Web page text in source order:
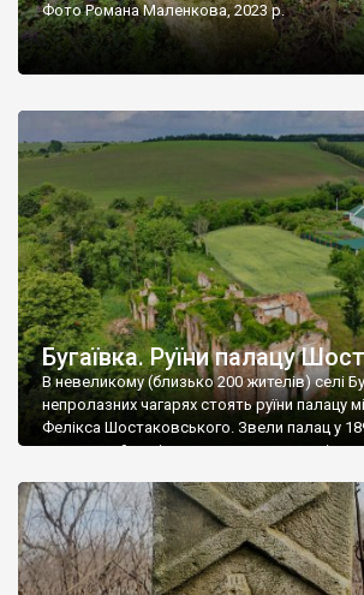
Фото Романа Маленкова, 2023 р.
Бугаївка. Руїни палацу
В невеликому (близько 200 жителів) селі
непролазних чагарях стоять руїни палацу
Фелікса Шостаковського. Звели палац у
радянський період у ньому спочатку
століття тут розмістили туберкульозну
палацу виїхала лікарня – ми точно не […]